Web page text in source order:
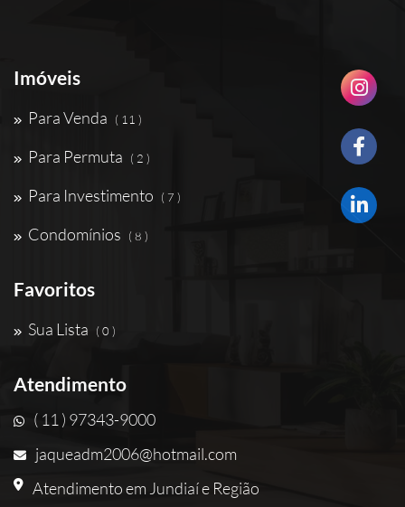
Imóveis
Para Venda ( 11 )
Para Permuta ( 2 )
Para Investimento ( 7 )
Condomínios ( 8 )
Favoritos
Sua Lista ( 0 )
Atendimento
( 11 ) 97343-9000
jaqueadm2006@hotmail.com
Atendimento em Jundiaí e Região